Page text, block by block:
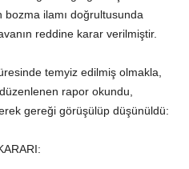
ilamı doğrultusunda
reddine karar verilmiştir.
temyiz edilmiş olmakla,
rapor okundu,
gereği görüşülüp düşünüldü: